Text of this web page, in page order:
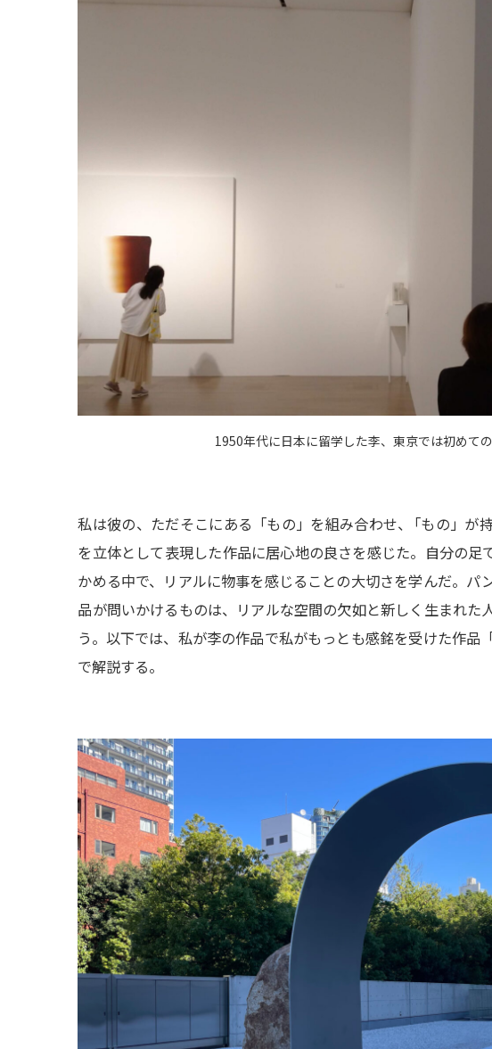
1950年代に日本に留学した李、東京では初めて
私は彼の、ただそこにある「もの」を組み合わせ、
「もの」が
を立体として表現した作品に居心地の良さを感じた。自分の足
かめる中で、リアルに物事を感じることの大切さを学んだ。パ
品が問いかけるものは、リアルな空間の欠如と新しく生まれた
う。以下では、私が李の作品で私がもっとも感銘を受けた作品
で解説する。